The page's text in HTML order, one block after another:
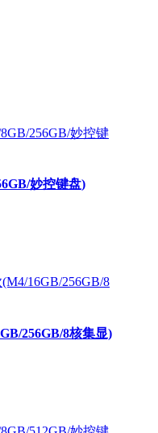
妙控键盘)
256GB/8核集显)